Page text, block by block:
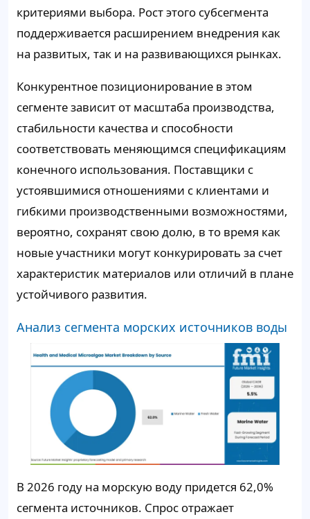
критериями выбора. Рост этого субсегмента
поддерживается расширением внедрения как
на развитых, так и на развивающихся рынках.
Конкурентное позиционирование в этом
сегменте зависит от масштаба производства,
стабильности качества и способности
соответствовать меняющимся спецификациям
конечного использования. Поставщики с
устоявшимися отношениями с клиентами и
гибкими производственными возможностями,
вероятно, сохранят свою долю, в то время как
новые участники могут конкурировать за счет
характеристик материалов или отличий в плане
устойчивого развития.
Анализ сегмента морских источников воды
В 2026 году на морскую воду придется 62,0%
сегмента источников. Спрос отражает